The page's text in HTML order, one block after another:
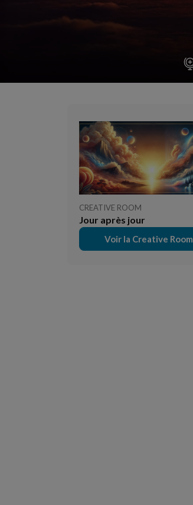
CREATIVE ROOM
Jour après jour
Voir la Creative Room